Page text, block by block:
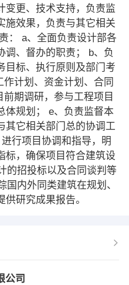
变更、技术支持，负责监
施效果，负责与其它相关
： a、全面负责设计部各
调、督办的职责； b、负
目标、执行原则及部门考
计划、资金计划、合同
期调研，参与工程项目
体规划； e、负责监督本
其它相关部门总的协调工
行项目协调和指导，明
标，确保项目符合建筑设
的招投标以及合同谈判等
内外同类建筑在规划、
研究成果报告。
公司